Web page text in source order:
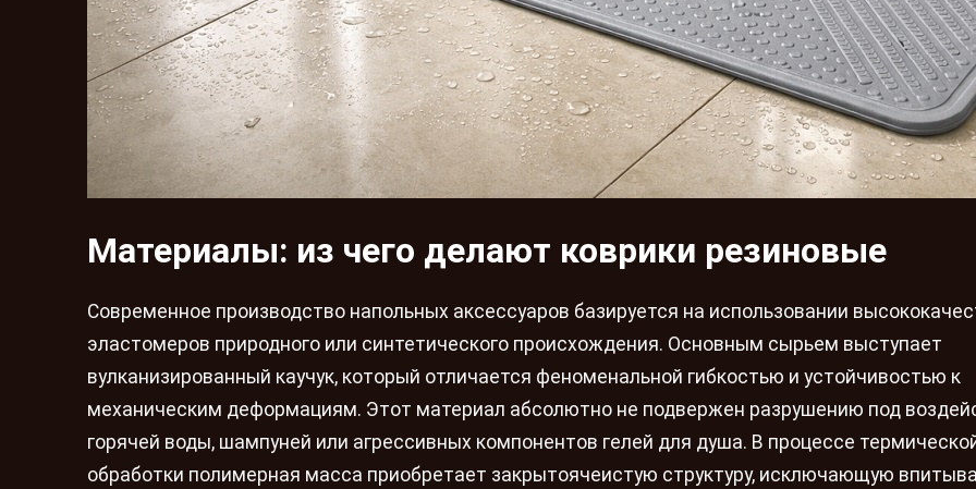
Материалы: из чего делают коврики резиновые
Современное производство напольных аксессуаров базируется на использовании
эластомеров природного или синтетического происхождения. Основным сырьем выступает
вулканизированный каучук, который отличается феноменальной гибкостью и устойчивостью к
механическим деформациям. Этот материал абсолютно не подвержен разрушению под
горячей воды, шампуней или агрессивных компонентов гелей для душа. В процессе
обработки полимерная масса приобретает закрытоячеистую структуру, исключающую